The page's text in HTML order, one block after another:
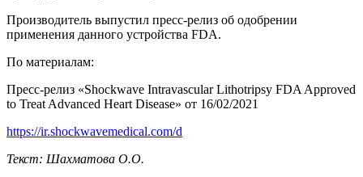
Производитель выпустил пресс-релиз об одобрении
применения данного устройства FDA.
По материалам:
Пресс-релиз «Shockwave Intravascular Lithotripsy FDA Approved
to Treat Advanced Heart Disease» от 16/02/2021
https://ir.shockwavemedical.com/d
Текст: Шахматова О.О.